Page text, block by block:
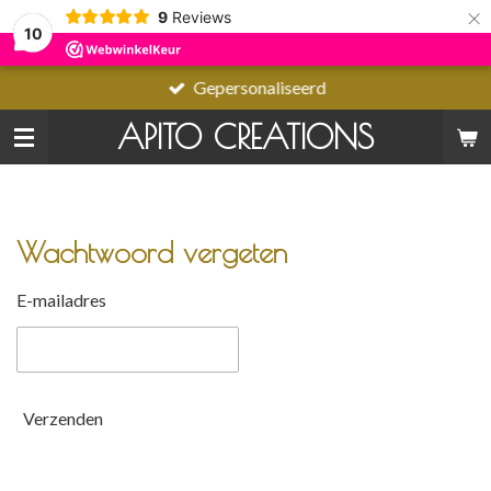
10
9 Reviews ×
APITO CREATIONS
Gepersonaliseerd
Wachtwoord vergeten
E-mailadres
Verzenden